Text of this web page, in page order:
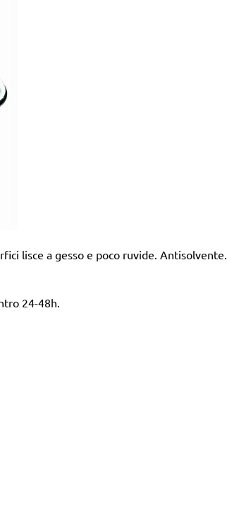
lisce a gesso e poco ruvide. Antisolvente.
24-48h.